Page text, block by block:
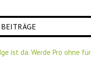
ist da. Werde Pro ohne